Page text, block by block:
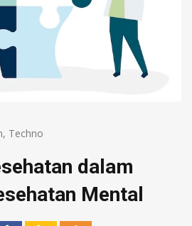
, Techno
dalam
Mental